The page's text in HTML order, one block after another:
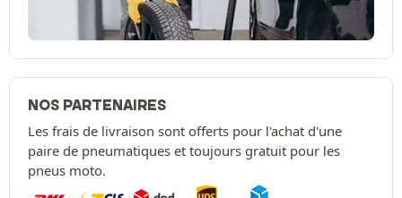
NOS PARTENAIRES
Les frais de livraison sont offerts pour l'achat d'une
paire de pneumatiques et toujours gratuit pour les
pneus moto.